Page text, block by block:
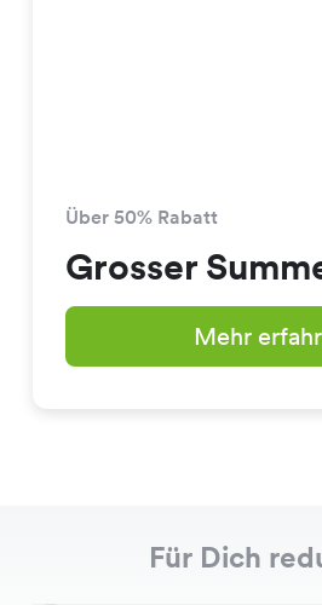
Über 50% Rabatt
Grosser
Mehr
Für Dich